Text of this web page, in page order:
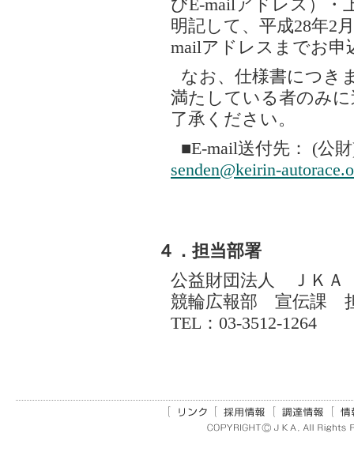
びE-mailアドレス）・
明記して、平成28年2
mailアドレスまでお申
なお、仕様書につき
満たしている者のみ
了承ください。
■E-mail送付先： (公
senden@keirin-
４．担当部署
公益財団法人 ＪＫＡ
競輪広報部 宣伝課
TEL：03-3512-1264